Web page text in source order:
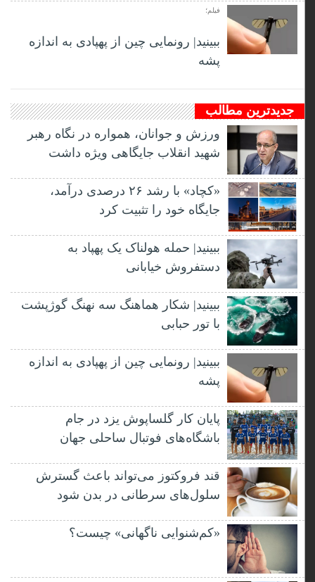
فیلم؛
ببینید| رونمایی چین از پهپادی به اندازه
پشه
جدیدترین مطالب
ورزش و جوانان، همواره در نگاه رهبر
شهید انقلاب جایگاهی ویژه داشت
«کچاد» با رشد ۲۶ درصدی درآمد،
جایگاه خود را تثبیت کرد
ببینید| حمله هولناک یک پهپاد به
دستفروش خیابانی
ببینید| شکار هماهنگ سه نهنگ گوژپشت
با تور حبابی
ببینید| رونمایی چین از پهپادی به اندازه
پشه
پایان کار گلساپوش یزد در جام
باشگاه‌های فوتبال ساحلی جهان
قند فروکتوز می‌تواند باعث گسترش
سلول‌های سرطانی در بدن شود
«کم‌شنوایی ناگهانی» چیست؟